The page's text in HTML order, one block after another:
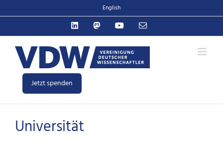
Inhalt
English
LinkedInMastodonYouTubeE-
Jetzt spenden
Universität